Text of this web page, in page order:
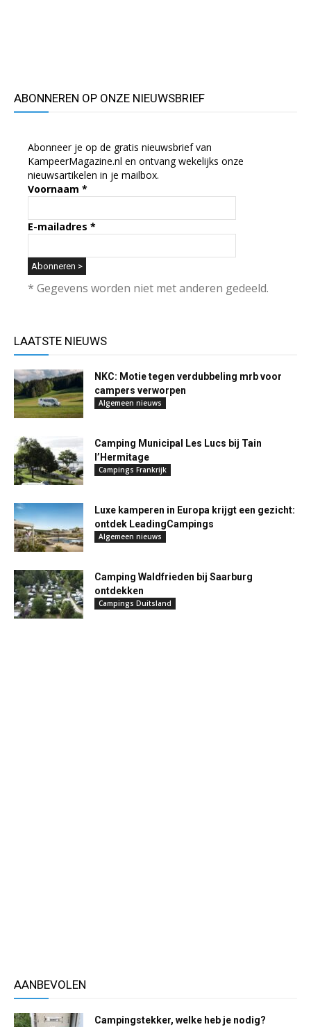
ABONNEREN OP ONZE NIEUWSBRIEF
Abonneer je op de gratis nieuwsbrief van
KampeerMagazine.nl en ontvang wekelijks onze
nieuwsartikelen in je mailbox.
Voornaam *
E-mailadres *
* Gegevens worden niet met anderen gedeeld.
LAATSTE NIEUWS
NKC: Motie tegen verdubbeling mrb voor
campers verworpen
Algemeen nieuws
Camping Municipal Les Lucs bij Tain
l’Hermitage
Campings Frankrijk
Luxe kamperen in Europa krijgt een gezicht:
ontdek LeadingCampings
Algemeen nieuws
Camping Waldfrieden bij Saarburg
ontdekken
Campings Duitsland
AANBEVOLEN
Campingstekker, welke heb je nodig?